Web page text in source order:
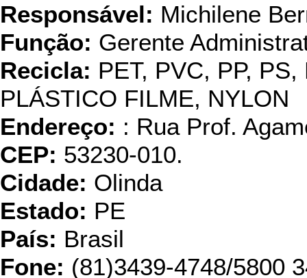
Responsável: Michilene
Função: Gerente
Recicla: PET, PVC, PP,
PLÁSTICO FILME, NYLON
Endereço: : Rua Prof.
CEP: 53230-010.
Cidade: Olinda
Estado: PE
País: Brasil
Fone: (81)3439-4748/5800